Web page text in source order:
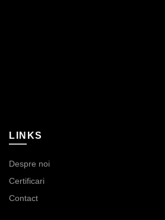
LINKS
Despre noi
Certificari
Contact